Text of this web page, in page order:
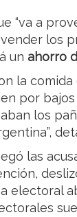
“va a
los
un ahorro
la
por
los
las
electoral